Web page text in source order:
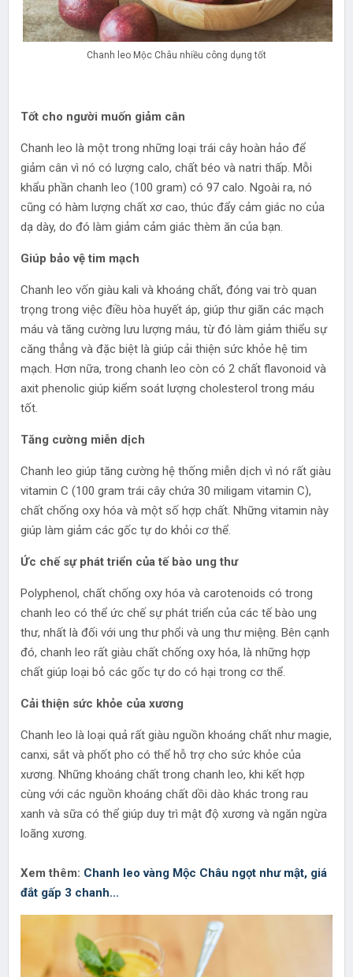
Chanh leo Mộc Châu nhiều công dụng tốt
Tốt cho người muốn giảm cân
Chanh leo là một trong những loại trái cây hoàn hảo để
giảm cân vì nó có lượng calo, chất béo và natri thấp. Mỗi
khẩu phần chanh leo (100 gram) có 97 calo. Ngoài ra, nó
cũng có hàm lượng chất xơ cao, thúc đẩy cảm giác no của
dạ dày, do đó làm giảm cảm giác thèm ăn của bạn.
Giúp bảo vệ tim mạch
Chanh leo vốn giàu kali và khoáng chất, đóng vai trò quan
trọng trong việc điều hòa huyết áp, giúp thư giãn các mạch
máu và tăng cường lưu lượng máu, từ đó làm giảm thiểu sự
căng thẳng và đặc biệt là giúp cải thiện sức khỏe hệ tim
mạch. Hơn nữa, trong chanh leo còn có 2 chất flavonoid và
axit phenolic giúp kiểm soát lượng cholesterol trong máu
tốt.
Tăng cường miễn dịch
Chanh leo giúp tăng cường hệ thống miễn dịch vì nó rất giàu
vitamin C (100 gram trái cây chứa 30 miligam vitamin C),
chất chống oxy hóa và một số hợp chất. Những vitamin này
giúp làm giảm các gốc tự do khỏi cơ thể.
Ức chế sự phát triển của tế bào ung thư
Polyphenol, chất chống oxy hóa và carotenoids có trong
chanh leo có thể ức chế sự phát triển của các tế bào ung
thư, nhất là đối với ung thư phổi và ung thư miệng. Bên cạnh
đó, chanh leo rất giàu chất chống oxy hóa, là những hợp
chất giúp loại bỏ các gốc tự do có hại trong cơ thể.
Cải thiện sức khỏe của xương
Chanh leo là loại quả rất giàu nguồn khoáng chất như magie,
canxi, sắt và phốt pho có thể hỗ trợ cho sức khỏe của
xương. Những khoáng chất trong chanh leo, khi kết hợp
cùng với các nguồn khoáng chất dồi dào khác trong rau
xanh và sữa có thể giúp duy trì mật độ xương và ngăn ngừa
loãng xương.
Xem thêm: Chanh leo vàng Mộc Châu ngọt như mật, giá
đắt gấp 3 chanh...